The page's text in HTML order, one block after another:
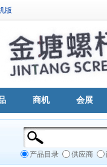
版
商机 会展
产品目录 供应商